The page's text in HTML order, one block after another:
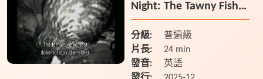
Night: The Tawny Fish
Owl
分級:
普遍級
片長:
24 min
發音:
英語